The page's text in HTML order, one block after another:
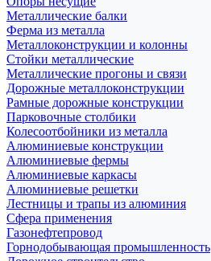
Металлические балки
Ферма из металла
Металлоконструкции и колонны
Стойки металлические
Металлические прогоны и связи
Дорожные металлоконструкции
Рамные дорожные конструкции
Парковочные столбики
Колесоотбойники из металла
Алюминиевые конструкции
Алюминиевые фермы
Алюминиевые каркасы
Алюминиевые решетки
Лестницы и трапы из алюминия
Сфера применения
Газонефтепровод
Горнодобывающая промышленность